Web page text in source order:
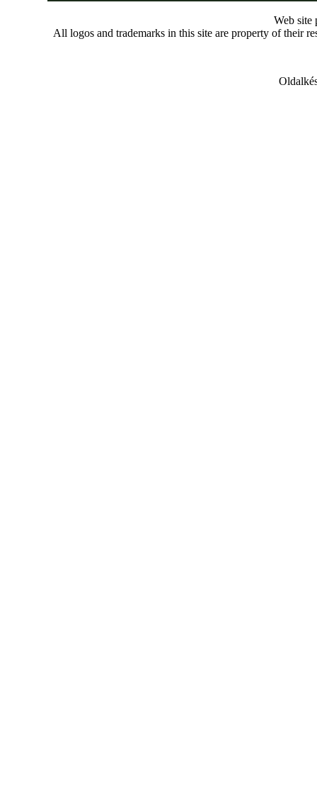
Web site
All logos and trademarks in this site are property of their